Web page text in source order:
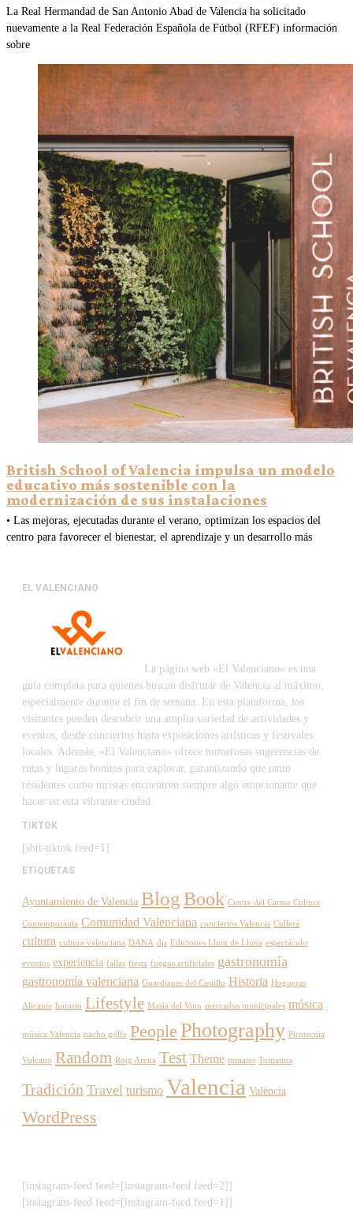
La Real Hermandad de San Antonio Abad de Valencia ha solicitado
nuevamente a la Real Federación Española de Fútbol (RFEF) información
sobre
British School of Valencia impulsa un modelo
educativo más sostenible con la
modernización de sus instalaciones
• Las mejoras, ejecutadas durante el verano, optimizan los espacios del
centro para favorecer el bienestar, el aprendizaje y un desarrollo más
EL VALENCIANO
La página web «El Valenciano» es una
guía completa para quienes buscan disfrutar de Valencia al máximo,
especialmente durante el fin de semana. En esta plataforma, los
visitantes pueden descubrir una amplia variedad de actividades y
eventos, desde conciertos hasta exposiciones artísticas y festivales
locales. Además, «El Valenciano» ofrece numerosas sugerencias de
rutas y lugares bonitos para explorar, garantizando que tanto
residentes como turistas encuentren siempre algo emocionante que
hacer en esta vibrante ciudad.
TIKTOK
[sbtt-tiktok feed=1]
ETIQUETAS
Ayuntamiento de Valencia BlogBook Centre del Carme Cultura
Contemporània Comunidad Valenciana conciertos Valencia Cullera
cultura cultura valenciana DANA djs Ediciones Llum de Lluna espectáculo
eventos experiencia fallas fiesta fuegos artificiales gastronomía
gastronomía valenciana Guardianes del Castillo Historia Hogueras
Alicante horario Lifestyle Masía del Vino mercados municipales música
música Valencia nacho golfe People Photography Pirotecnia
Vulcano Random Roig Arena Test Theme tomates Tomatina
Tradición Travel turismo Valencia València
WordPress
[instagram-feed feed=[instagram-feed feed=2]]
[instagram-feed feed=[instagram-feed feed=1]]